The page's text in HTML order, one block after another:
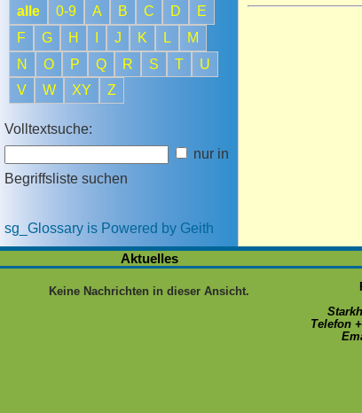
alle 0-9 A B C D
E
F
G H J K L
M
N
O P Q R S T
U
V
W XY Z
Volltextsuche:
nur in
Begriffsliste suchen
sg_Glossary is Powered by Geith
Aktuelles
Keine Nachrichten in dieser Ansicht.
Telefon